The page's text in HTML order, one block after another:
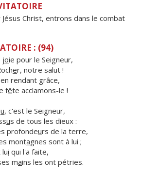
Christ, entrons dans le combat
: (94)
joie pour le Seigneur,
er, notre salut !
en rendant grâce,
fête acclamons-le !
u, c'est le Seigneur,
us de tous les dieux :
profondeurs de la terre,
montagnes sont à lui ;
lui qui l'a faite,
mains les ont pétries.